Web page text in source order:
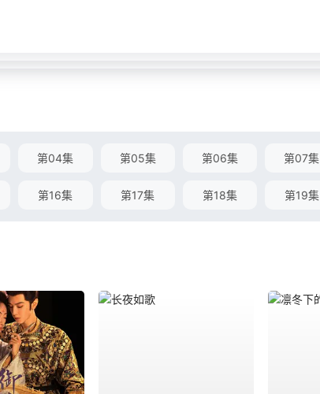
第04集 第05集 第06集 第07集
第16集 第17集 第18集 第19集